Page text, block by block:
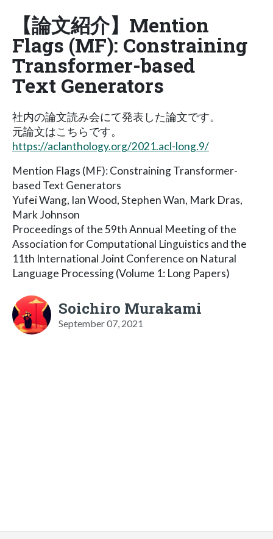
【論文紹介】Mention
Flags (MF): Constraining
Transformer-based
Text Generators
社内の論文読み会にて発表した論文です。
元論文はこちらです。
https://aclanthology.org/2021.acl-long.9/
Mention Flags (MF): Constraining Transformer-
based Text Generators
Yufei Wang, Ian Wood, Stephen Wan, Mark Dras,
Mark Johnson
Proceedings of the 59th Annual Meeting of the
Association for Computational Linguistics and the
11th International Joint Conference on Natural
Language Processing (Volume 1: Long Papers)
Soichiro Murakami
September 07, 2021